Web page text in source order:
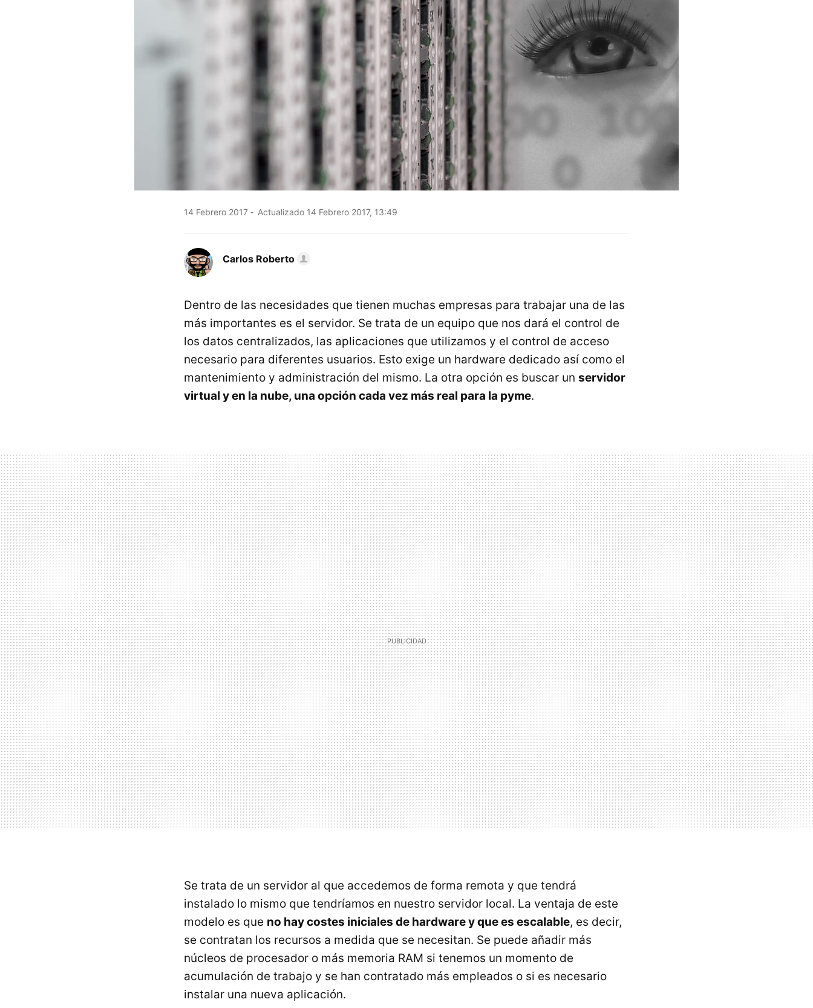
14 Febrero 2017 Actualizado 14 Febrero 2017, 13:49
Carlos Roberto
Dentro de las necesidades que tienen muchas empresas para trabajar una de las
más importantes es el servidor. Se trata de un equipo que nos dará el control de
los datos centralizados, las aplicaciones que utilizamos y el control de acceso
necesario para diferentes usuarios. Esto exige un hardware dedicado así como el
mantenimiento y administración del mismo. La otra opción es buscar un servidor
virtual y en la nube, una opción cada vez más real para la pyme.
Se trata de un servidor al que accedemos de forma remota y que tendrá
instalado lo mismo que tendríamos en nuestro servidor local. La ventaja de este
modelo es que no hay costes iniciales de hardware y que es escalable, es decir,
se contratan los recursos a medida que se necesitan. Se puede añadir más
núcleos de procesador o más memoria RAM si tenemos un momento de
acumulación de trabajo y se han contratado más empleados o si es necesario
instalar una nueva aplicación.